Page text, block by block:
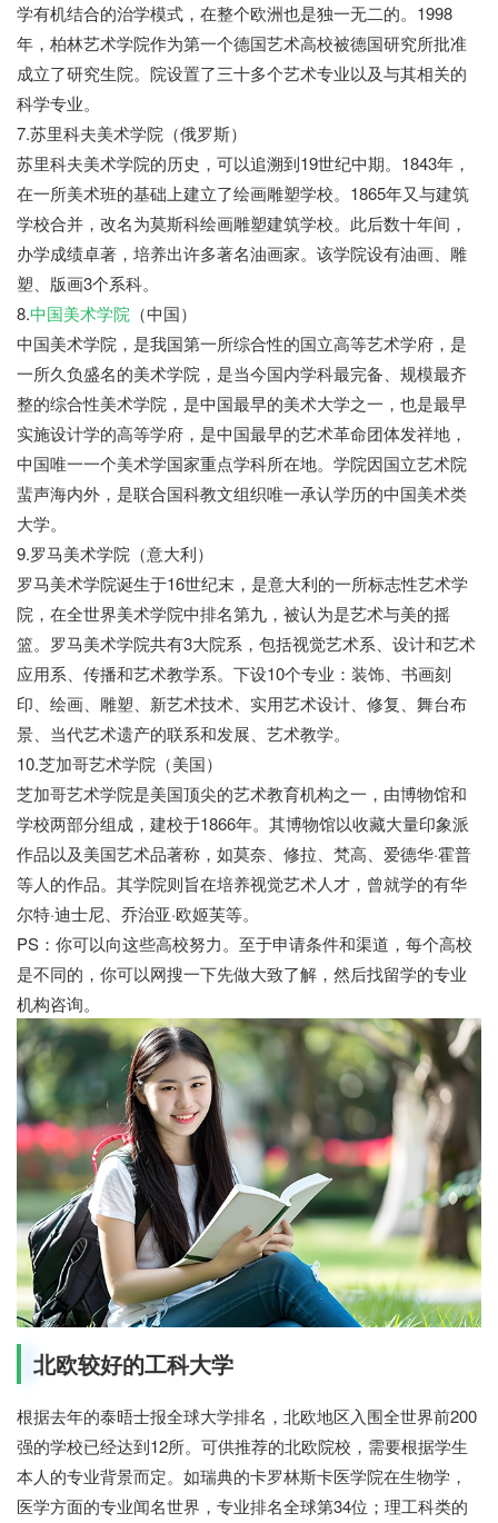
学有机结合的治学模式，在整个欧洲也是独一无二的。1998
年，柏林艺术学院作为第一个德国艺术高校被德国研究所批准
成立了研究生院。院设置了三十多个艺术专业以及与其相关的
科学专业。
7.苏里科夫美术学院（俄罗斯）
苏里科夫美术学院的历史，可以追溯到19世纪中期。1843年，
在一所美术班的基础上建立了绘画雕塑学校。1865年又与建筑
学校合并，改名为莫斯科绘画雕塑建筑学校。此后数十年间，
办学成绩卓著，培养出许多著名油画家。该学院设有油画、雕
塑、版画3个系科。
8.中国美术学院 （中国）
中国美术学院，是我国第一所综合性的国立高等艺术学府，是
一所久负盛名的美术学院，是当今国内学科最完备、规模最齐
整的综合性美术学院，是中国最早的美术大学之一，也是最早
实施设计学的高等学府，是中国最早的艺术革命团体发祥地，
中国唯一一个美术学国家重点学科所在地。学院因国立艺术院
蜚声海内外，是联合国科教文组织唯一承认学历的中国美术类
大学。
9.罗马美术学院（意大利）
罗马美术学院诞生于16世纪末，是意大利的一所标志性艺术学
院，在全世界美术学院中排名第九，被认为是艺术与美的摇
篮。罗马美术学院共有3大院系，包括视觉艺术系、设计和艺术
应用系、传播和艺术教学系。下设10个专业：装饰、书画刻
印、绘画、雕塑、新艺术技术、实用艺术设计、修复、舞台布
景、当代艺术遗产的联系和发展、艺术教学。
10.芝加哥艺术学院（美国）
芝加哥艺术学院是美国顶尖的艺术教育机构之一，由博物馆和
学校两部分组成，建校于1866年。其博物馆以收藏大量印象派
作品以及美国艺术品著称，如莫奈、修拉、梵高、爱德华·霍普
等人的作品。其学院则旨在培养视觉艺术人才，曾就学的有华
尔特·迪士尼、乔治亚·欧姬芙等。
PS：你可以向这些高校努力。至于申请条件和渠道，每个高校
是不同的，你可以网搜一下先做大致了解，然后找留学的专业
机构咨询。
北欧较好的工科大学
根据去年的泰晤士报全球大学排名，北欧地区入围全世界前200
强的学校已经达到12所。可供推荐的北欧院校，需要根据学生
本人的专业背景而定。如瑞典的卡罗林斯卡医学院在生物学，
医学方面的专业闻名世界，专业排名全球第34位；理工科类的